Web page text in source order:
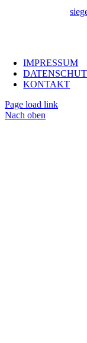
IMPRESSUM
KONTAKT
Page load link
Nach oben